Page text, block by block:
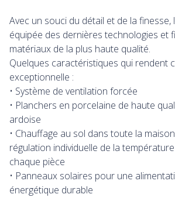
Avec un souci du détail et de la finesse,
équipée des dernières technologies et
matériaux de la plus haute qualité.
Quelques caractéristiques qui rendent
exceptionnelle :
• Système de ventilation forcée
• Planchers en porcelaine de haute
ardoise
• Chauffage au sol dans toute la
régulation individuelle de la
chaque pièce
• Panneaux solaires pour une
énergétique durable